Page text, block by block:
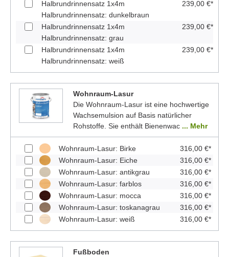
Halbrundrinnensatz 1x4m
Halbrundrinnensatz: dunkelbraun
239,00 €*
Halbrundrinnensatz 1x4m
Halbrundrinnensatz: grau
239,00 €*
Halbrundrinnensatz 1x4m
Halbrundrinnensatz: weiß
239,00 €*
Wohnraum-Lasur
Die Wohnraum-Lasur ist eine hochwertige
Wachsemulsion auf Basis natürlicher
Rohstoffe. Sie enthält Bienenwac ... Mehr
Wohnraum-Lasur: Birke
316,00 €*
Wohnraum-Lasur: Eiche
316,00 €*
Wohnraum-Lasur: antikgrau
316,00 €*
Wohnraum-Lasur: farblos
316,00 €*
Wohnraum-Lasur: mocca
316,00 €*
Wohnraum-Lasur: toskanagrau
316,00 €*
Wohnraum-Lasur: weiß
316,00 €*
Fußboden